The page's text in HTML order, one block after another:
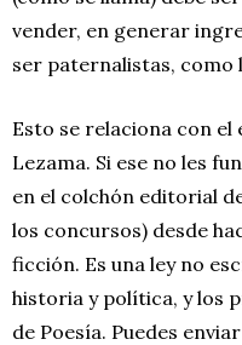
vender, en generar
ser paternalistas, como
Esto se relaciona con
Lezama. Si ese no les
en el colchón editorial
los concursos) desde
ficción. Es una ley no
historia y política, y los
de Poesía. Puedes